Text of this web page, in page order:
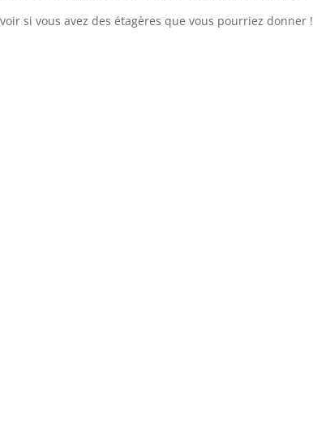
si vous avez des étagères que vous pourriez donner !